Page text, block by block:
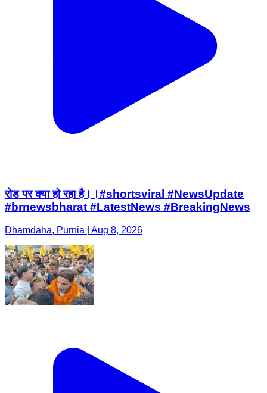
रोड पर क्या हो रहा है।।#shortsviral #NewsUpdate
#brnewsbharat #LatestNews #BreakingNews
Dhamdaha, Purnia | Aug 8, 2026